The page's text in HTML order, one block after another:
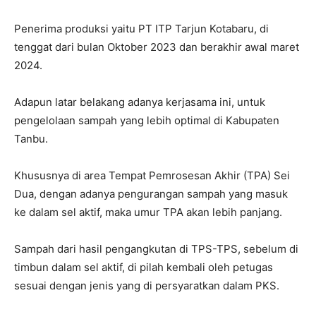
Penerima produksi yaitu PT ITP Tarjun Kotabaru, di
tenggat dari bulan Oktober 2023 dan berakhir awal maret
2024.
Adapun latar belakang adanya kerjasama ini, untuk
pengelolaan sampah yang lebih optimal di Kabupaten
Tanbu.
Khususnya di area Tempat Pemrosesan Akhir (TPA) Sei
Dua, dengan adanya pengurangan sampah yang masuk
ke dalam sel aktif, maka umur TPA akan lebih panjang.
Sampah dari hasil pengangkutan di TPS-TPS, sebelum di
timbun dalam sel aktif, di pilah kembali oleh petugas
sesuai dengan jenis yang di persyaratkan dalam PKS.